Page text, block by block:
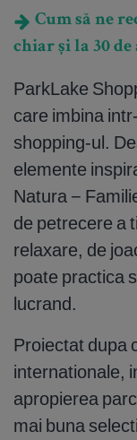
Cum să ne
chiar și la 30 de
ParkLake
care imbina
shopping-ul.
elemente
Natura −
de petrecere a
relaxare, de
poate practica
lucrand.
Proiectat dupa
internationale,
apropierea
mai buna